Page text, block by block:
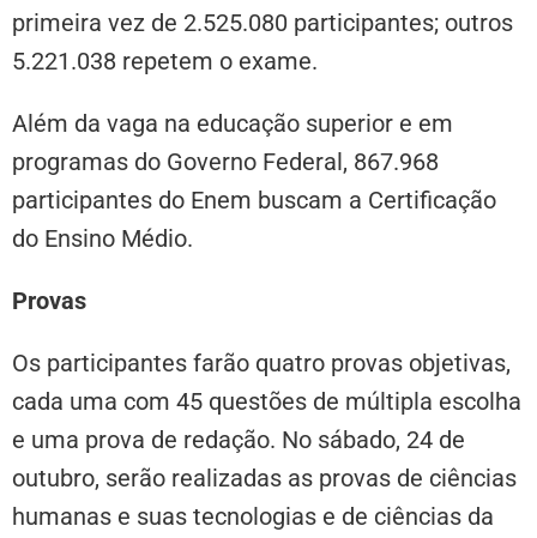
primeira vez de 2.525.080 participantes; outros
5.221.038 repetem o exame.
Além da vaga na educação superior e em
programas do Governo Federal, 867.968
participantes do Enem buscam a Certificação
do Ensino Médio.
Provas
Os participantes farão quatro provas objetivas,
cada uma com 45 questões de múltipla escolha
e uma prova de redação. No sábado, 24 de
outubro, serão realizadas as provas de ciências
humanas e suas tecnologias e de ciências da